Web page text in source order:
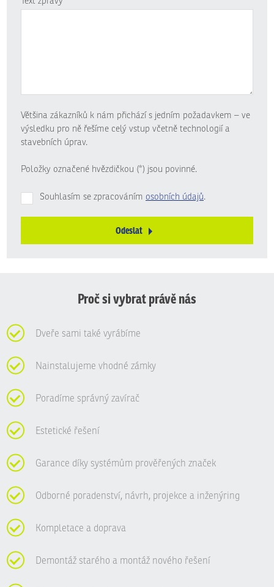
Většina zákazníků k nám přichází s jedním požadavkem – ve
výsledku pro ně řešíme celý vstup včetně technologií a
stavebních úprav.
Položky označené hvězdičkou (*) jsou povinné.
Souhlasím se zpracováním osobních údajů.
Odeslat
Proč si vybrat právě nás
Dveře sami také vyrábíme
Nainstalujeme vhodné zámky
Poradíme správný zavírač
Estetické řešení
Garance díky systémům prověřených značek
Odborné poradenství, návrh, projekce a inženýring
Kompletace a doprava
Demontáž starého a montáž nového řešení